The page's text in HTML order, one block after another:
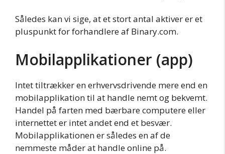
Således kan vi sige, at et stort antal aktiver er et
pluspunkt for forhandlere af Binary.com.
Mobilapplikationer (app)
Intet tiltrækker en erhvervsdrivende mere end en
mobilapplikation til at handle nemt og bekvemt.
Handel på farten med bærbare computere eller
internettet er intet andet end et besvær.
Mobilapplikationen er således en af de
nemmeste måder at handle online på.